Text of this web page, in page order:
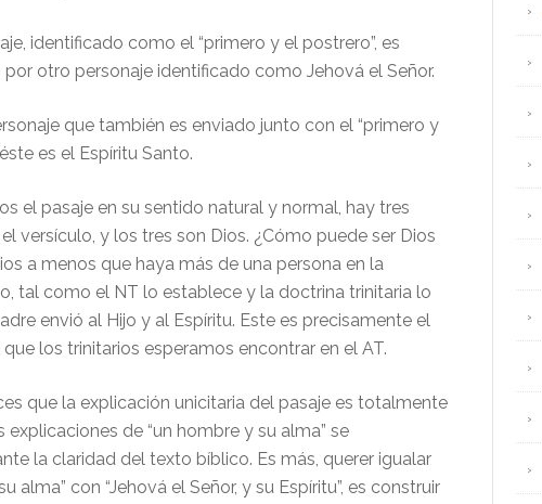
identificado como el “primero y el postrero”, es
por otro personaje identificado como Jehová el Señor.
que también es enviado junto con el “primero y
es el Espíritu Santo.
el pasaje en su sentido natural y normal, hay tres
versículo, y los tres son Dios. ¿Cómo puede ser Dios
a menos que haya más de una persona en la
tal como el NT lo establece y la doctrina trinitaria lo
envió al Hijo y al Espíritu. Este es precisamente el
los trinitarios esperamos encontrar en el AT.
que la explicación unicitaria del pasaje es totalmente
explicaciones de “un hombre y su alma” se
la claridad del texto bíblico. Es más, querer igualar
alma” con “Jehová el Señor, y su Espíritu”, es construir